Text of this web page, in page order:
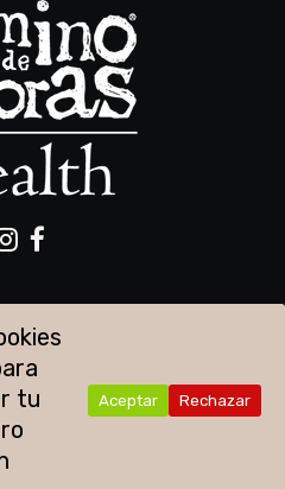
de privacidad
tu
Aceptar Rechazar